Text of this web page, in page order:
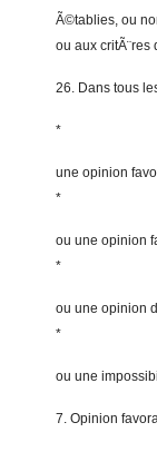
Ã©tablies, ou
ou aux critÃ¨res
26. Dans tous
*
une opinion
*
ou une opinion
*
ou une opinion
*
ou une
7. Opinion